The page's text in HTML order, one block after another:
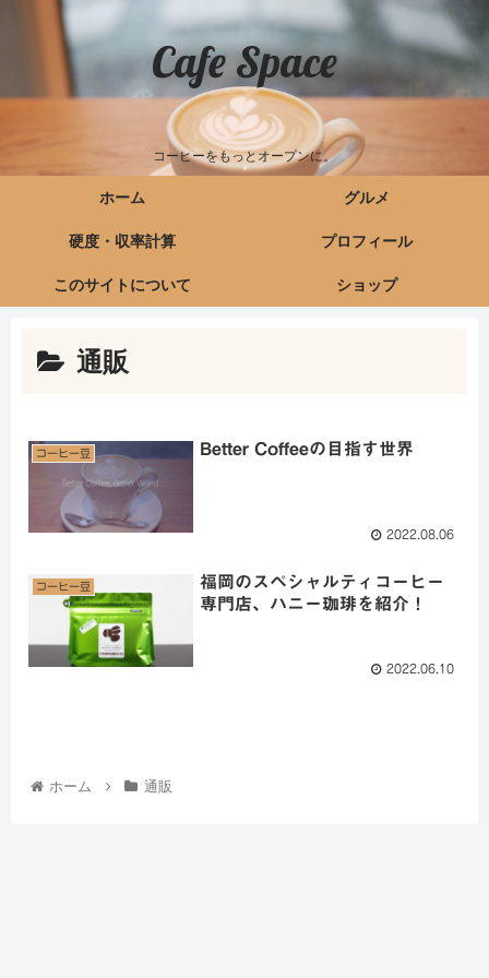
Cafe Space
コーヒーをもっとオープンに。
ホーム グルメ
硬度・収率計算 プロフィール
このサイトについて ショップ
通販
コーヒー豆 Better Coffeeの目指す世界
2022.08.06
コーヒー豆
福岡のスペシャルティコーヒー
専門店、ハニー珈琲を紹介！
2022.06.10
ホーム 通販